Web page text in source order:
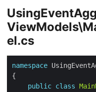
el.cs
namespace
public class